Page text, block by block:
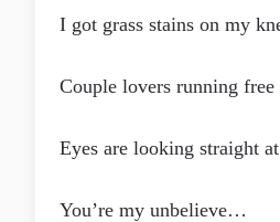
I got grass stains on my
Couple lovеrs running free
Eyes are looking straight
You’re my unbelieve…